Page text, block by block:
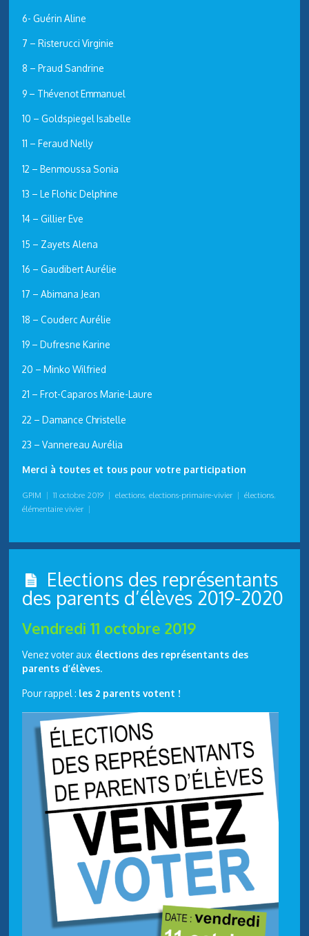
6- Guérin Aline
7 – Risterucci Virginie
8 – Praud Sandrine
9 – Thévenot Emmanuel
10 – Goldspiegel Isabelle
11 – Feraud Nelly
12 – Benmoussa Sonia
13 – Le Flohic Delphine
14 – Gillier Eve
15 – Zayets Alena
16 – Gaudibert Aurélie
17 – Abimana Jean
18 – Couderc Aurélie
19 – Dufresne Karine
20 – Minko Wilfried
21 – Frot-Caparos Marie-Laure
22 – Damance Christelle
23 – Vannereau Aurélia
Merci à toutes et tous pour votre participation
GPIM | 11 octobre 2019 | elections,elections-primaire-vivier | élections,
élémentaire vivier |
Elections des représentants
des parents d’élèves 2019-2020
Vendredi 11 octobre 2019
Venez voter aux élections des représentants des
parents d’élèves.
Pour rappel : les 2 parents votent !